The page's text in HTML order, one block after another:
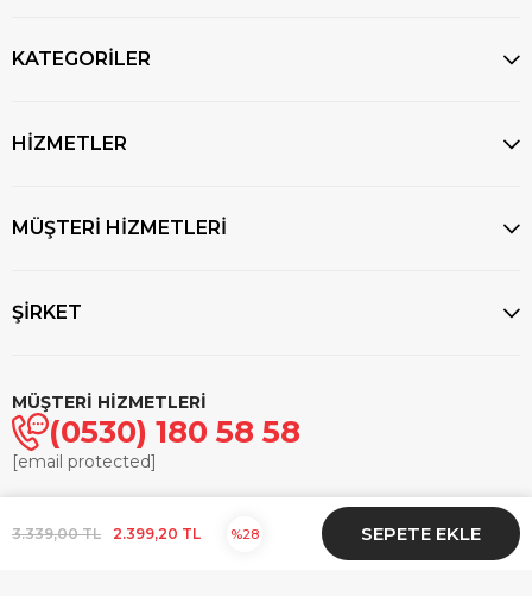
KATEGORİLER
HİZMETLER
MÜŞTERİ HİZMETLERİ
ŞİRKET
MÜŞTERİ HİZMETLERİ
(0530) 180 58 58
[email protected]
- Tüm hakları saklıdır.
3.339,00 TL 2.399,20 TL 28